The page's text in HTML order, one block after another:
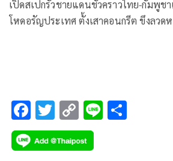
เปิดสเปกรั้วชายแดนชั่วคราวไทย-กัมพูช
โหดอรัญประเทศ ตั้งเสาคอนกรีต ขึงลวด
F
ac
e
T
wi
tt
C
o
p
Li